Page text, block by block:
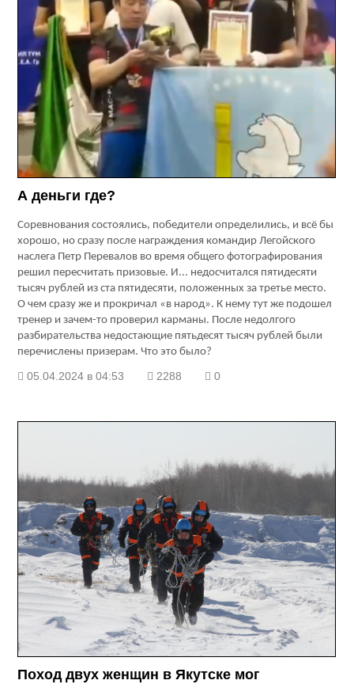
А деньги где?
Соревнования состоялись, победители определились, и всё бы
хорошо, но сразу после награждения командир Легойского
наслега Петр Перевалов во время общего фотографирования
решил пересчитать призовые. И... недосчитался пятидесяти
тысяч рублей из ста пятидесяти, положенных за третье место.
О чем сразу же и прокричал «в народ». К нему тут же подошел
тренер и зачем-то проверил карманы. После недолгого
разбирательства недостающие пятьдесят тысяч рублей были
перечислены призерам. Что это было?
05.04.2024 в 04:53 2288 0
Поход двух женщин в Якутске мог